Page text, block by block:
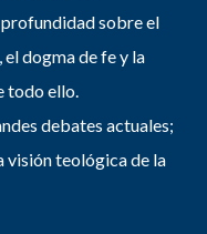
profundidad sobre el
dogma de fe y la
todo ello.
debates actuales;
visión teológica de la